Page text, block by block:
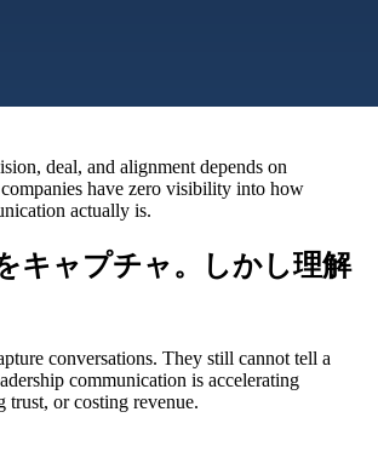
deal, and alignment depends on
have zero visibility into how
actually is.
キャプチャ。しかし理解
conversations. They still cannot tell a
communication is accelerating
trust, or costing revenue.